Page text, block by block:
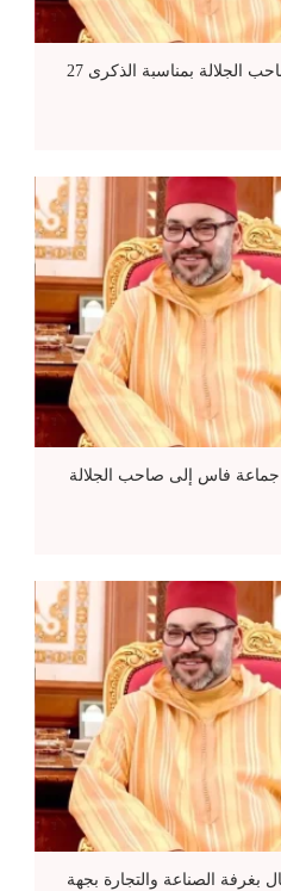
تهنئة حسن التازي شلال إلى صاحب الجلالة بمناسبة الذكرى 27
جماعة فاس إلى صاحب الجلالة
بغرفة الصناعة والتجارة بجهة